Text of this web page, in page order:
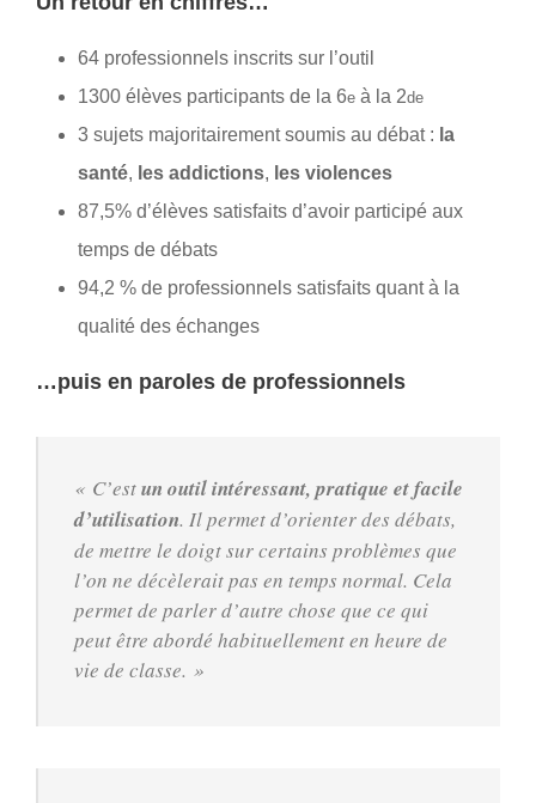
64 professionnels inscrits sur l’outil
1300 élèves participants de la 6e à la 2de
3 sujets majoritairement soumis au débat : la
santé, les addictions, les violences
87,5% d’élèves satisfaits d’avoir participé aux
temps de débats
94,2 % de professionnels satisfaits quant à la
qualité des échanges
…puis en paroles de professionnels
« C’estun outil intéressant, pratique et facile
d’utilisation. Il permet d’orienter des débats,
de mettre le doigt sur certains problèmes que
l’on ne décèlerait pas en temps normal. Cela
permet de parler d’autre chose que ce qui
peut être abordé habituellement en heure de
vie de classe. »